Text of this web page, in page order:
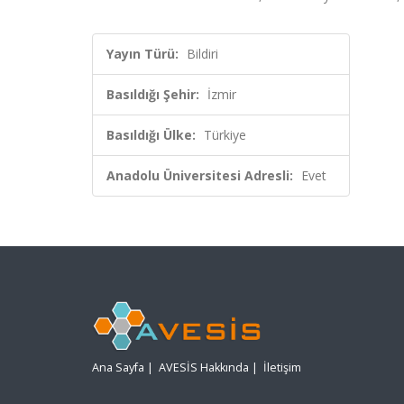
Yayın Türü: Bildiri
Basıldığı Şehir: İzmir
Basıldığı Ülke: Türkiye
Anadolu Üniversitesi Adresli: Evet
Ana Sayfa | AVESİS Hakkında | İletişim